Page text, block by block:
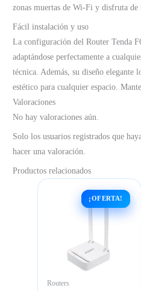
zonas muertas de Wi-Fi y disfruta
Fácil instalación y uso
La configuración del Router Tenda
adaptándose perfectamente a
técnica. Además, su diseño elegante
estético para cualquier espacio.
Valoraciones
No hay valoraciones aún.
Solo los usuarios registrados que
hacer una valoración.
Productos relacionados
¡OFERTA!
¡OFERTA!
Routers